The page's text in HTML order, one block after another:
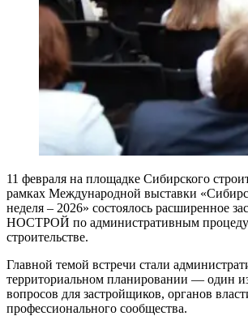
11 февраля на площадке Сибирского
рамках Международной выставки
неделя – 2026» состоялось расширенное
НОСТРОЙ по административным
строительстве.
Главной темой встречи стали
территориальном планировании — один
вопросов для застройщиков, органов
профессионального сообщества.